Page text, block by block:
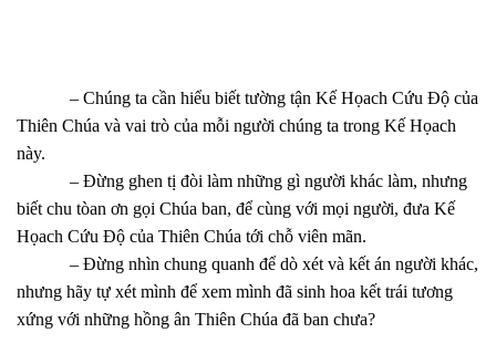
– Chúng ta cần hiểu biết tường tận Kế Họach Cứu Độ của
Thiên Chúa và vai trò của mỗi người chúng ta trong Kế Họach
này.
– Đừng ghen tị đòi làm những gì người khác làm, nhưng
biết chu tòan ơn gọi Chúa ban, để cùng với mọi người, đưa Kế
Họach Cứu Độ của Thiên Chúa tới chỗ viên mãn.
– Đừng nhìn chung quanh để dò xét và kết án người khác,
nhưng hãy tự xét mình để xem mình đã sinh hoa kết trái tương
xứng với những hồng ân Thiên Chúa đã ban chưa?